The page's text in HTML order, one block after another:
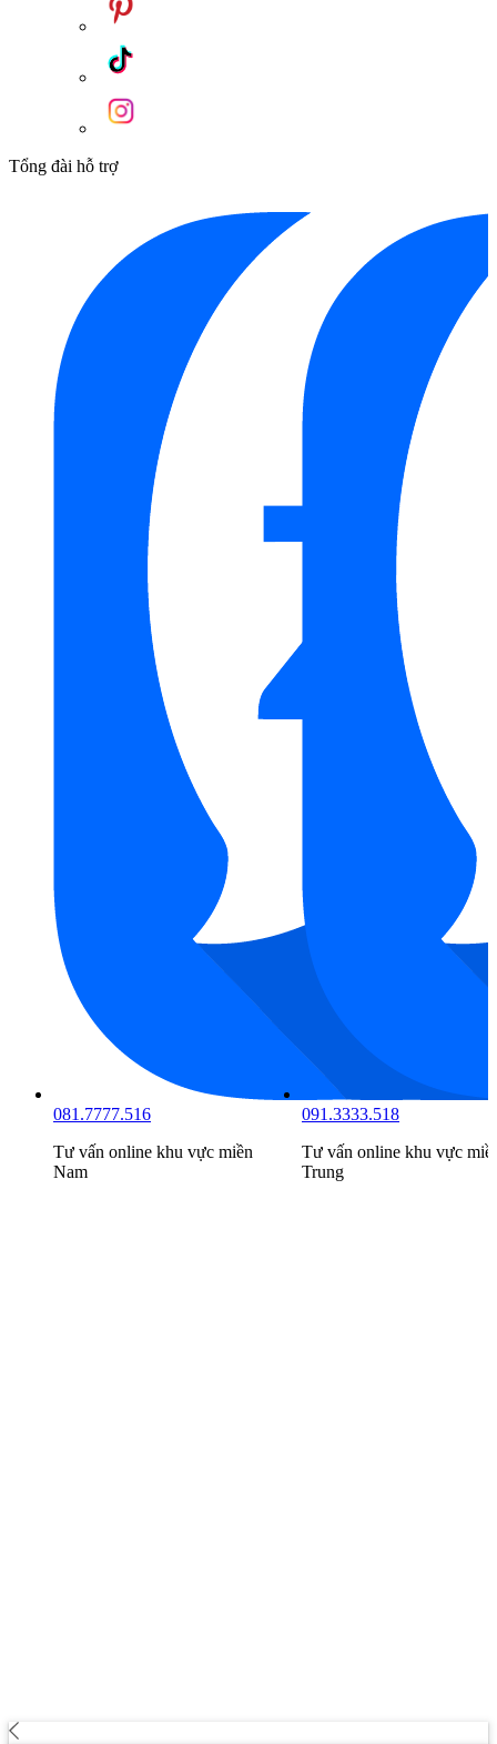
Tổng đài hỗ trợ
081.7777.516
Tư vấn online khu vực miền
Nam
091.3333.518
Tư vấn online khu vực
Trung